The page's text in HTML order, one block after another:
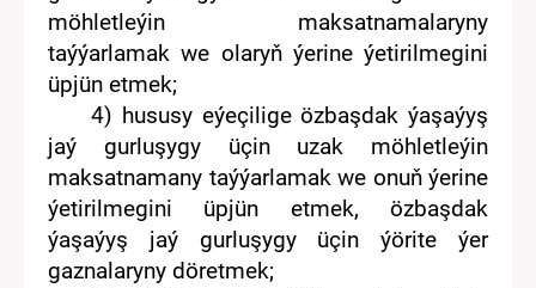
möhletleýin maksatnamalaryny
taýýarlamak we olaryň ýerine ýetirilmegini
üpjün etmek;
4) hususy eýeçiligeözbaşdak ýaşaýyş
jaý gurluşygy üçin uzak möhletleýin
maksatnamany taýýarlamak we onuň ýerine
ýetirilmegini üpjün etmek,özbaşdak
ýaşaýyş jaý gurluşygy üçinýörite ýer
gaznalaryny döretmek;